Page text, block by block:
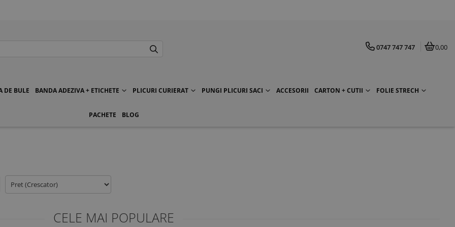
0747 747 747 0,00
DE BULE BANDA ADEZIVA + ETICHETE PLICURI CURIERAT PUNGI PLICURI SACI ACCESORII CARTON + CUTII FOLIE STRECH
PACHETE BLOG
CELE MAI POPULARE